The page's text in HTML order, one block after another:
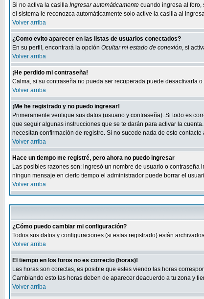
Si no activa la casilla Ingresar automáticamente cuando ingresa al foro,
el sistema le reconozca automáticamente solo active la casilla al
Volver arriba
¿Como evito aparecer en las listas de usuarios conectados?
En su perfil, encontrará la opción Ocultar mi estado de conexión, si
Volver arriba
¡He perdido mi contraseña!
Calma, si su contraseña no pueda ser recuperada puede desactivarla
Volver arriba
¡Me he registrado y no puedo ingresar!
Primeramente verifique sus datos (usuario y contraseña). Si todo es
que seguir algunas instrucciones que se te darán para activar la
necesitan confirmación de registro. Si no sucede nada de esto
Volver arriba
Hace un tiempo me registré, pero ahora no puedo ingresar
Las posibles razones son: ingresó un nombre de usuario o
ningun mensaje en cierto tiempo el administrador puede borrar el
Volver arriba
¿Cómo puedo cambiar mi configuración?
Todos sus datos y configuraciones (si estas registrado) están
Volver arriba
El tiempo en los foros no es correcto (horas)!
Las horas son corectas, es posible que estes viendo las horas
Cambiando esto las horas deben de aparecer deacuerdo a tu zona y
Volver arriba